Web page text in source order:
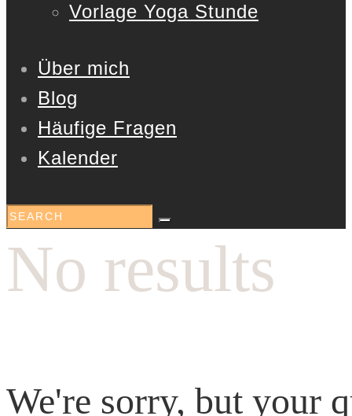
Vorlage Yoga Stunde
Über mich
Blog
Häufige Fragen
Kalender
No results
We're sorry, but your